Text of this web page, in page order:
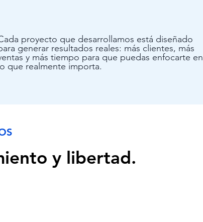
proyecto que desarrollamos está diseñado
generar resultados reales: más clientes, más
y más tiempo para que puedas enfocarte en
lo que realmente importa.
y libertad.